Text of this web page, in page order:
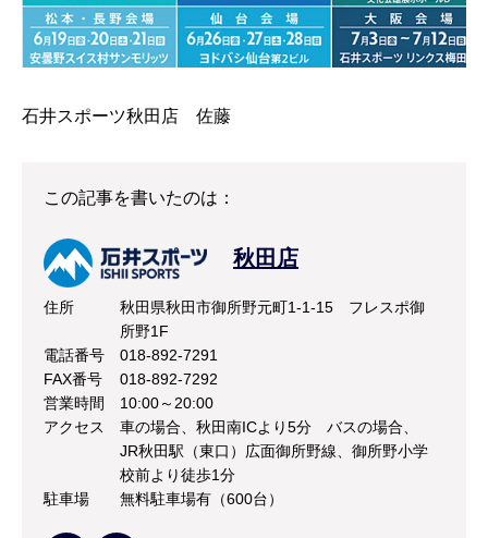
石井スポーツ秋田店 佐藤
この記事を書いたのは：
秋田店
住所
秋田県秋田市御所野元町1-1-15 フレスポ御
所野1F
電話番号
018-892-7291
FAX番号
018-892-7292
営業時間
10:00～20:00
アクセス
車の場合、秋田南ICより5分 バスの場合、
JR秋田駅（東口）広面御所野線、御所野小学
校前より徒歩1分
駐車場
無料駐車場有（600台）